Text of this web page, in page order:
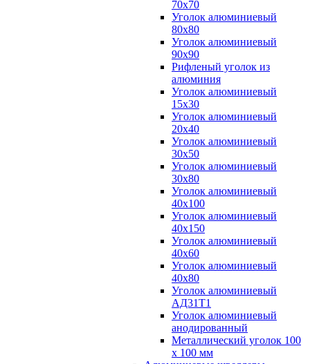
70х70
Уголок алюминиевый
80х80
Уголок алюминиевый
90х90
Рифленый уголок из
алюминия
Уголок алюминиевый
15х30
Уголок алюминиевый
20х40
Уголок алюминиевый
30х50
Уголок алюминиевый
30х80
Уголок алюминиевый
40х100
Уголок алюминиевый
40х150
Уголок алюминиевый
40х60
Уголок алюминиевый
40х80
Уголок алюминиевый
АД31Т1
Уголок алюминиевый
анодированный
Металлический уголок 100
х 100 мм